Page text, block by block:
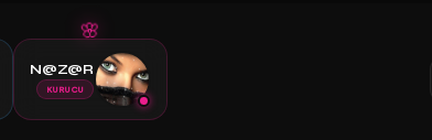
🌸
N@Z@R
KURUCU